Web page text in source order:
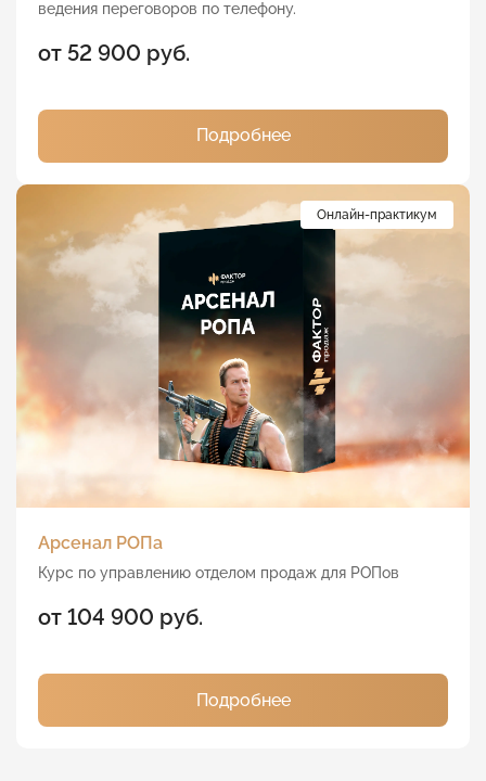
ведения переговоров по телефону.
от 52 900 руб.
Подробнее
Арсенал РОПа
Курс по управлению отделом продаж для РОПов
от 104 900 руб.
Онлайн-практикум
Подробнее